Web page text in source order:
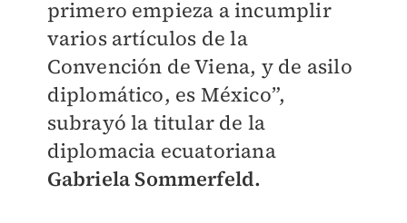
primero empieza a incumplir
varios artículos de la
Convención de Viena, y de asilo
diplomático, es México”,
subrayó la titular de la
diplomacia ecuatoriana
Gabriela Sommerfeld.